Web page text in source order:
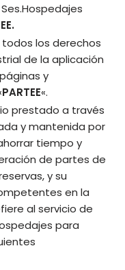
los derechos
de la aplicación
y
PARTEE«.
prestado a través
y mantenida por
tiempo y
de partes de
y su
en la
al servicio de
para